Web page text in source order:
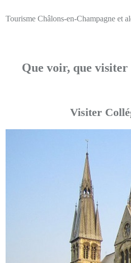
Tourisme Châlons-en-Champagne et
Que voir, que
Visiter